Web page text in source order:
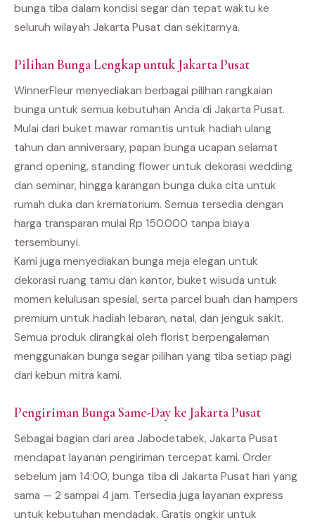
bunga tiba dalam kondisi segar dan tepat waktu ke
seluruh wilayah Jakarta Pusat dan sekitarnya.
Pilihan Bunga Lengkap untuk Jakarta Pusat
WinnerFleur menyediakan berbagai pilihan rangkaian
bunga untuk semua kebutuhan Anda di Jakarta Pusat.
Mulai dari buket mawar romantis untuk hadiah ulang
tahun dan anniversary, papan bunga ucapan selamat
grand opening, standing flower untuk dekorasi wedding
dan seminar, hingga karangan bunga duka cita untuk
rumah duka dan krematorium. Semua tersedia dengan
harga transparan mulai Rp 150.000 tanpa biaya
tersembunyi.
Kami juga menyediakan bunga meja elegan untuk
dekorasi ruang tamu dan kantor, buket wisuda untuk
momen kelulusan spesial, serta parcel buah dan hampers
premium untuk hadiah lebaran, natal, dan jenguk sakit.
Semua produk dirangkai oleh florist berpengalaman
menggunakan bunga segar pilihan yang tiba setiap pagi
dari kebun mitra kami.
Pengiriman Bunga Same-Day ke Jakarta Pusat
Sebagai bagian dari area Jabodetabek, Jakarta Pusat
mendapat layanan pengiriman tercepat kami. Order
sebelum jam 14:00, bunga tiba di Jakarta Pusat hari yang
sama — 2 sampai 4 jam. Tersedia juga layanan express
untuk kebutuhan mendadak. Gratis ongkir untuk